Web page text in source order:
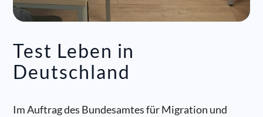
Test Leben in
Deutschland
Im Auftrag des Bundesamtes für Migration und